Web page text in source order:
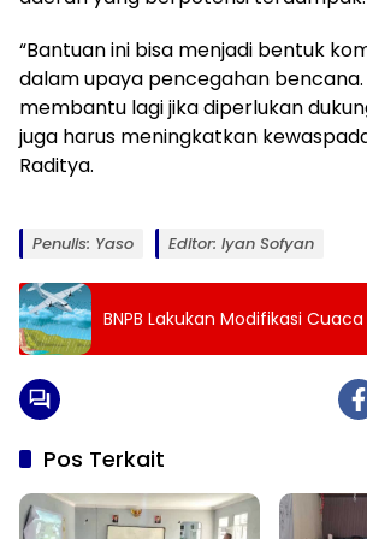
“Bantuan ini bisa menjadi bentuk
dalam upaya pencegahan bencana.
membantu lagi jika diperlukan
juga harus meningkatkan
Raditya.
Penulis: Yaso Editor: Iyan Sofyan
BNPB Lakukan Modifikasi
Pos Terkait